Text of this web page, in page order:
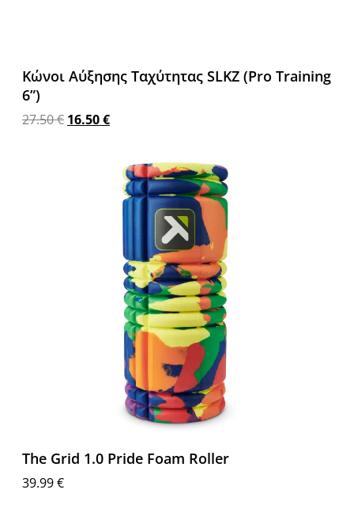
Κώνοι Αύξησης Ταχύτητας SLKZ (Pro Training
6”)
27.50€ 16.50€
The Grid 1.0 Pride Foam Roller
39.99€